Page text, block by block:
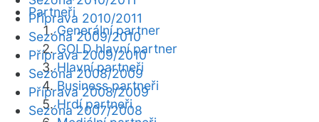
Partneři
Generální partner
GOLD hlavní partner
Hlavní partneři
Business partneři
Hrdí partneři
Příprava 2010/2011
Sezóna 2009/2010
Příprava 2009/2010
Sezóna 2008/2009
Příprava 2008/2009
Sezóna 2007/2008